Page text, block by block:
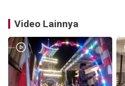
Video Lainnya